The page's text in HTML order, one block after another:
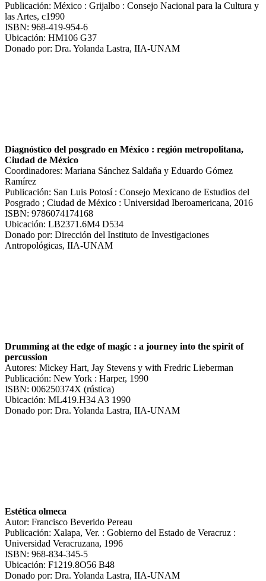
Publicación: México : Grijalbo : Consejo Nacional para la Cultura y
las Artes, c1990
ISBN: 968-419-954-6
Ubicación: HM106 G37
Donado por: Dra. Yolanda Lastra, IIA-UNAM
Diagnóstico del posgrado en México : región metropolitana,
Ciudad de México
Coordinadores: Mariana Sánchez Saldaña y Eduardo Gómez
Ramírez
Publicación: San Luis Potosí : Consejo Mexicano de Estudios del
Posgrado ; Ciudad de México : Universidad Iberoamericana, 2016
ISBN: 9786074174168
Ubicación: LB2371.6M4 D534
Donado por: Dirección del Instituto de Investigaciones
Antropológicas, IIA-UNAM
Drumming at the edge of magic : a journey into the spirit of
percussion
Autores: Mickey Hart, Jay Stevens y with Fredric Lieberman
Publicación: New York : Harper, 1990
ISBN: 006250374X (rústica)
Ubicación: ML419.H34 A3 1990
Donado por: Dra. Yolanda Lastra, IIA-UNAM
Estética olmeca
Autor: Francisco Beverido Pereau
Publicación: Xalapa, Ver. : Gobierno del Estado de Veracruz :
Universidad Veracruzana, 1996
ISBN: 968-834-345-5
Ubicación: F1219.8O56 B48
Donado por: Dra. Yolanda Lastra, IIA-UNAM